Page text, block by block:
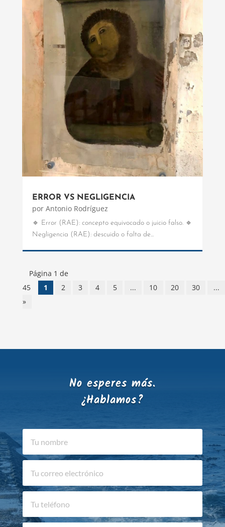
ERROR VS NEGLIGENCIA
por Antonio Rodríguez
🔹 Error (RAE): concepto equivocado o juicio falso. 🔹
Negligencia (RAE): descuido o falta de...
Página 1 de
45
1 2 3 4 5 ... 10 20 30
...
»
No esperes más.
¿Hablamos?